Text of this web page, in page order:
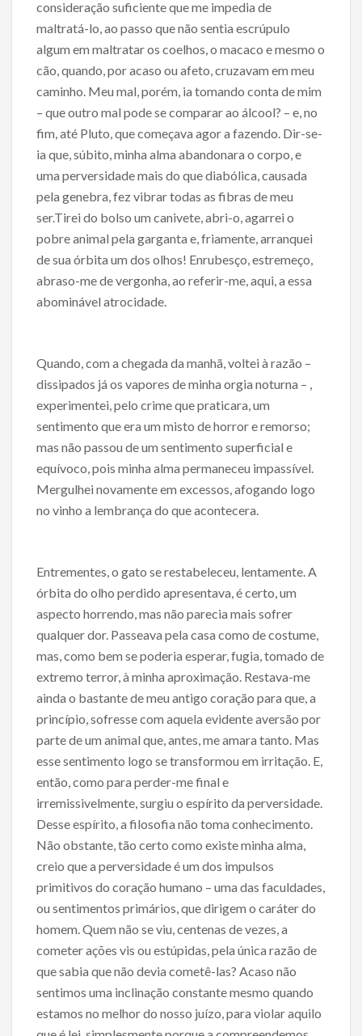
consideração suficiente que me impedia de
maltratá-lo, ao passo que não sentia escrúpulo
algum em maltratar os coelhos, o macaco e mesmo o
cão, quando, por acaso ou afeto, cruzavam em meu
caminho. Meu mal, porém, ia tomando conta de mim
– que outro mal pode se comparar ao álcool? – e, no
fim, até Pluto, que começava agor a fazendo. Dir-se-
ia que, súbito, minha alma abandonara o corpo, e
uma perversidade mais do que diabólica, causada
pela genebra, fez vibrar todas as fibras de meu
ser.Tirei do bolso um canivete, abri-o, agarrei o
pobre animal pela garganta e, friamente, arranquei
de sua órbita um dos olhos! Enrubesço, estremeço,
abraso-me de vergonha, ao referir-me, aqui, a essa
abominável atrocidade.
Quando, com a chegada da manhã, voltei à razão –
dissipados já os vapores de minha orgia noturna – ,
experimentei, pelo crime que praticara, um
sentimento que era um misto de horror e remorso;
mas não passou de um sentimento superficial e
equívoco, pois minha alma permaneceu impassível.
Mergulhei novamente em excessos, afogando logo
no vinho a lembrança do que acontecera.
Entrementes, o gato se restabeleceu, lentamente. A
órbita do olho perdido apresentava, é certo, um
aspecto horrendo, mas não parecia mais sofrer
qualquer dor. Passeava pela casa como de costume,
mas, como bem se poderia esperar, fugia, tomado de
extremo terror, à minha aproximação. Restava-me
ainda o bastante de meu antigo coração para que, a
princípio, sofresse com aquela evidente aversão por
parte de um animal que, antes, me amara tanto. Mas
esse sentimento logo se transformou em irritação. E,
então, como para perder-me final e
irremissivelmente, surgiu o espírito da perversidade.
Desse espírito, a filosofia não toma conhecimento.
Não obstante, tão certo como existe minha alma,
creio que a perversidade é um dos impulsos
primitivos do coração humano – uma das faculdades,
ou sentimentos primários, que dirigem o caráter do
homem. Quem não se viu, centenas de vezes, a
cometer ações vis ou estúpidas, pela única razão de
que sabia que não devia cometê-las? Acaso não
sentimos uma inclinação constante mesmo quando
estamos no melhor do nosso juízo, para violar aquilo